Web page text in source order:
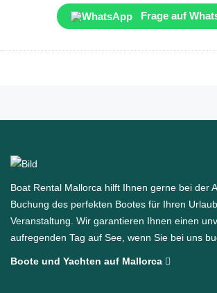
Frage auf
Boat Rental Mallorca hilft Ihnen gerne bei der
Buchung des perfekten Bootes für Ihren
Veranstaltung. Wir garantieren Ihnen einen
aufregenden Tag auf See, wenn Sie bei uns
Boote und Yachten auf Mallorca